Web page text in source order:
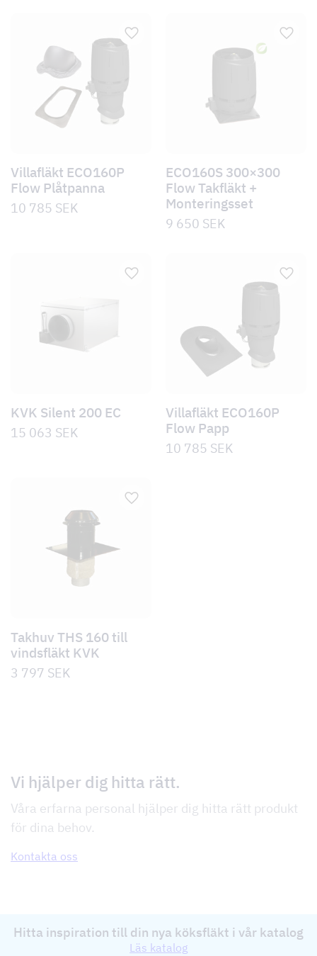
Villafläkt ECO160P
Flow Plåtpanna
10 785 SEK
ECO160S 300×300
Flow Takfläkt +
Monteringsset
9 650 SEK
KVK Silent 200 EC
15 063 SEK
Villafläkt ECO160P
Flow Papp
10 785 SEK
Takhuv THS 160 till
vindsfläkt KVK
3 797 SEK
Vi hjälper dig hitta rätt.
Våra erfarna personal hjälper dig hitta rätt produkt
för dina behov.
Kontakta oss
Hitta inspiration till din nya köksfläkt i vår katalog
Läs katalog